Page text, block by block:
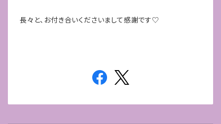
長々と、お付き合いくださいまして感謝です♡